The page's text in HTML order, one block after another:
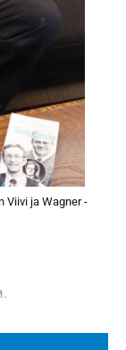
Viivi ja Wagner -